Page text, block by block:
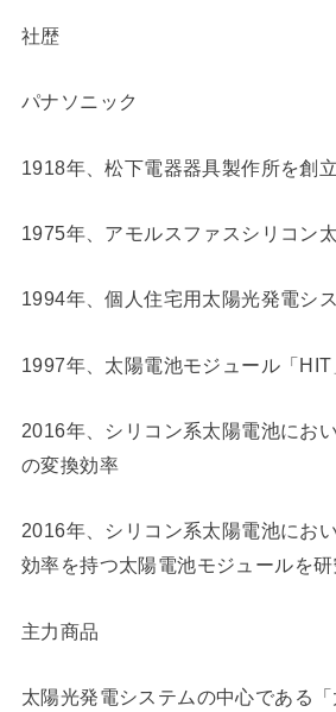
社歴
パナソニック
1918年、松下電器器具製作所を創立
1975年、アモルスファスシリコン
1994年、個人住宅用太陽光発電シ
1997年、太陽電池モジュール「HIT
2016年、シリコン系太陽電池にお
の変換効率
2016年、シリコン系太陽電池にお
効率を持つ太陽電池モジュールを
主力商品
太陽光発電システムの中心である